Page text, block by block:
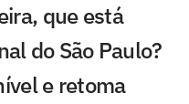
que está
do São Paulo?
e retoma